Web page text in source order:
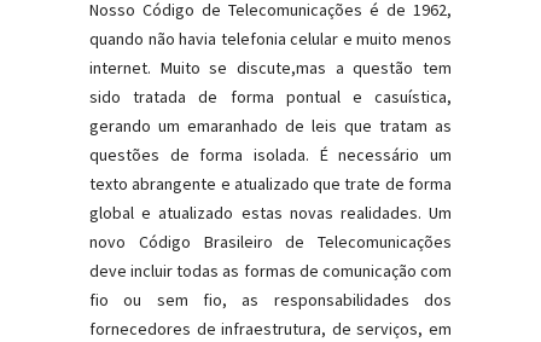
Nosso Código de Telecomunicações é de 1962,
quando não havia telefonia celular e muito menos
internet. Muito se discute,mas a questão tem
sido tratada de forma pontual e casuística,
gerando um emaranhado de leis que tratam as
questões de forma isolada. É necessário um
texto abrangente e atualizado que trate de forma
global e atualizado estas novas realidades. Um
novo Código Brasileiro de Telecomunicações
deve incluir todas as formas de comunicação com
fio ou sem fio, as responsabilidades dos
fornecedores de infraestrutura, de serviços, em